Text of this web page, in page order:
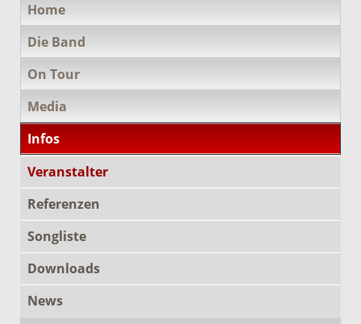
überspringen
Home
Die Band
On Tour
Media
Infos
Veranstalter
Referenzen
Songliste
Downloads
News